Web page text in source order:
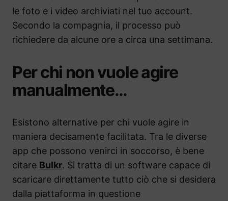
le foto e i video archiviati nel tuo account.
Secondo la compagnia, il processo può
richiedere da alcune ore a circa una settimana.
Per chi non vuole agire
manualmente…
Esistono alternative per chi vuole agire in
maniera decisamente facilitata. Tra le diverse
app che possono venirci in soccorso, è bene
citare Bulkr. Si tratta di un software capace di
scaricare direttamente tutto ciò che si desidera
dalla piattaforma in questione